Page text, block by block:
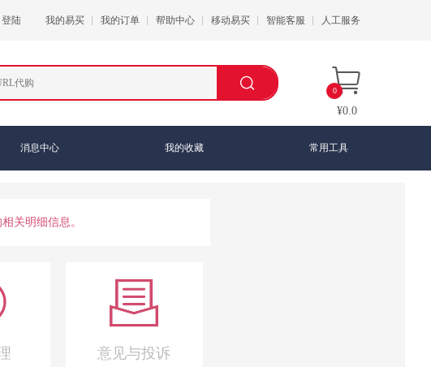
登陆 我的易买 我的订单 帮助中心 移动易买 智能客服 人工服务
0
¥0.0
消息中心 我的收藏 常用工具
关明细信息。
意见与投诉